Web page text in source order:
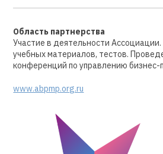
Область партнерства
Участие в деятельности
учебных материалов, тестов.
конференций по управлению бизнес-
www.abpmp.org.ru